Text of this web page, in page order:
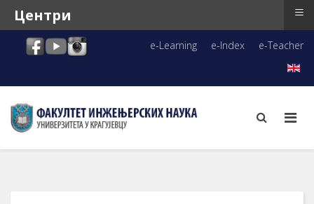
e-Learning e-Index e-Teacher
Центри ≡